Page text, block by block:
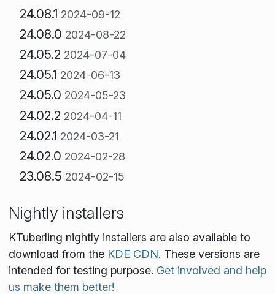
24.08.1 2024-09-12
24.08.0 2024-08-22
24.05.2 2024-07-04
24.05.1 2024-06-13
24.05.0 2024-05-23
24.02.2 2024-04-11
24.02.1 2024-03-21
24.02.0 2024-02-28
23.08.5 2024-02-15
Nightly installers
KTuberling nightly installers are also available to
download from the KDE CDN. These versions are
intended for testing purpose. Get involved and help
us make them better!